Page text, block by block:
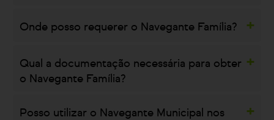
Onde posso requerer o Navegante Família?
Qual a documentação necessária para obter
o Navegante Família?
Posso utilizar o Navegante Municipal nos